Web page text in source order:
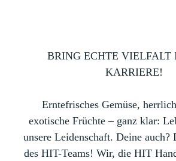
BRING ECHTE VIELFALT
KARRIERE!
Erntefrisches Gemüse,
exotische Früchte – ganz klar:
unsere Leidenschaft. Deine auch?
des HIT-Teams! Wir, die HIT